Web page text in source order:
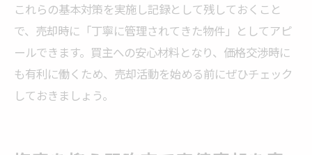
これらの基本対策を実施し記録として残しておくこと
で、売却時に「丁寧に管理されてきた物件」としてアピ
ールできます。買主への安心材料となり、価格交渉時に
も有利に働くため、売却活動を始める前にぜひチェック
しておきましょう。